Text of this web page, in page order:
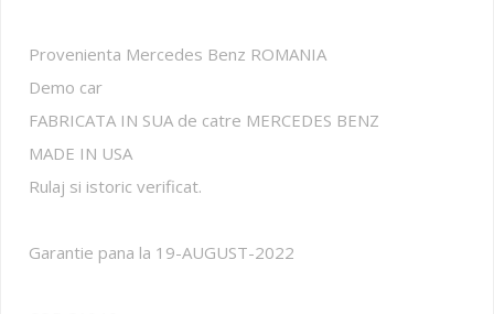
Provenienta Mercedes Benz ROMANIA
Demo car
FABRICATA IN SUA de catre MERCEDES BENZ
MADE IN USA
Rulaj si istoric verificat.
Garantie pana la 19-AUGUST-2022